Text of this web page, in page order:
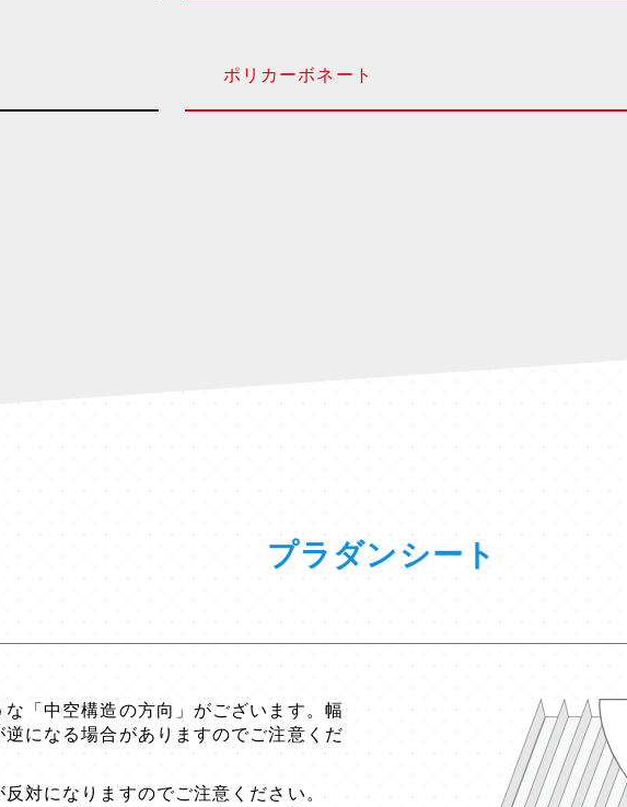
ポリカーボネート
プラダンシート
「中空構造の方向」がございます。幅
になる場合がありますのでご注意くだ
対になりますのでご注意ください。